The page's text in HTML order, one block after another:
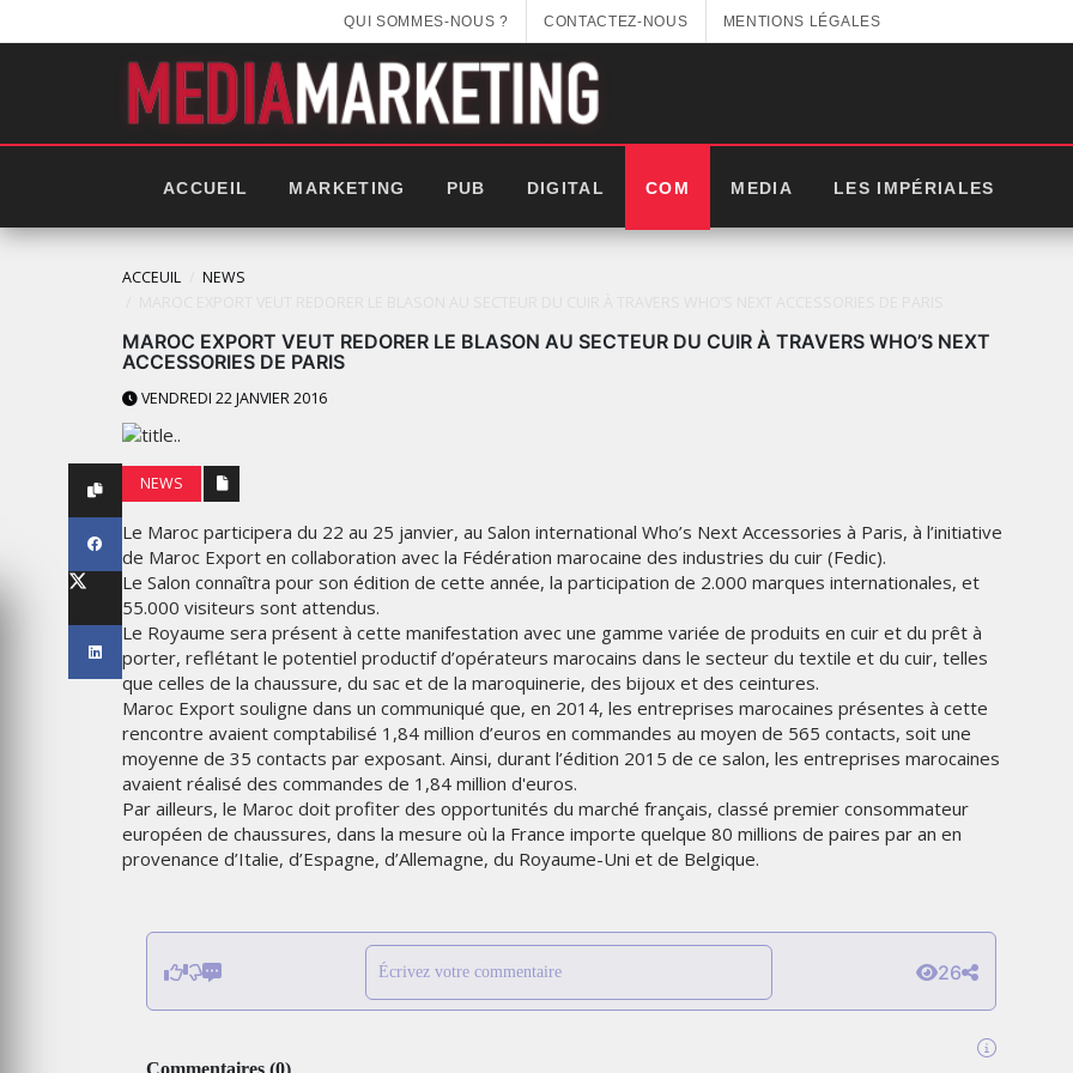
QUI SOMMES-NOUS ? CONTACTEZ-NOUS MENTIONS LÉGALES
ACCUEIL MARKETING PUB DIGITAL COM MEDIA LES IMPÉRIALES
ACCEUIL
NEWS
MAROC EXPORT VEUT REDORER LE BLASON AU SECTEUR DU CUIR À TRAVERS WHO’S NEXT
ACCESSORIES DE PARIS
VENDREDI 22 JANVIER 2016
NEWS
Le Maroc participera du 22 au 25 janvier, au Salon international Who’s Next Accessories à Paris, à l’initiative
de Maroc Export en collaboration avec la Fédération marocaine des industries du cuir (Fedic).
Le Salon connaîtra pour son édition de cette année, la participation de 2.000 marques internationales, et
55.000 visiteurs sont attendus.
Le Royaume sera présent à cette manifestation avec une gamme variée de produits en cuir et du prêt à
porter, reflétant le potentiel productif d’opérateurs marocains dans le secteur du textile et du cuir, telles
que celles de la chaussure, du sac et de la maroquinerie, des bijoux et des ceintures.
Maroc Export souligne dans un communiqué que, en 2014, les entreprises marocaines présentes à cette
rencontre avaient comptabilisé 1,84 million d’euros en commandes au moyen de 565 contacts, soit une
moyenne de 35 contacts par exposant. Ainsi, durant l’édition 2015 de ce salon, les entreprises marocaines
avaient réalisé des commandes de 1,84 million d'euros.
Par ailleurs, le Maroc doit profiter des opportunités du marché français, classé premier consommateur
européen de chaussures, dans la mesure où la France importe quelque 80 millions de paires par an en
provenance d’Italie, d’Espagne, d’Allemagne, du Royaume-Uni et de Belgique.
Écrivez votre commentaire 26
LES IMPÉRIALES WEEK 2026
SOUS THÈME "DABA OR NEVER"
MARDI 27 JANVIER 2026
LES IMPÉRIALES WEEK 2025:
THE PARADIGM SHIFT –
BUSINESS. PEOPLE. TECH
VENDREDI 10 JANVIER 2025
MARKETING
EMIRATES CÉLÈBRE L’IDENTITÉ
DES ÉMIRATS AVEC UNE LIVRÉE
MARKETING
NIKE STUDIO FLEECE : UNE
NOUVELLE GÉNÉRATION DE